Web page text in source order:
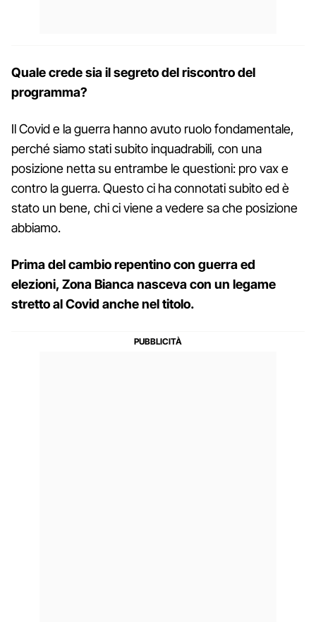
Quale crede sia il segreto del riscontro del
programma?
Il Covid e la guerra hanno avuto ruolo fondamentale,
perché siamo stati subito inquadrabili, con una
posizione netta su entrambe le questioni: pro vax e
contro la guerra. Questo ci ha connotati subito ed è
stato un bene, chi ci viene a vedere sa che posizione
abbiamo.
Prima del cambio repentino con guerra ed
elezioni, Zona Bianca nasceva con un legame
stretto al Covid anche nel titolo.